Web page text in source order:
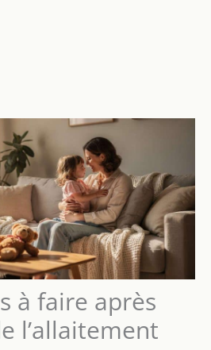
à faire après
l’allaitement